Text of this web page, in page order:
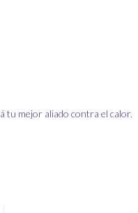
tu mejor aliado contra el calor.